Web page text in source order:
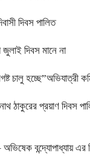
দিবস পালিত
দিবস মানে না
চালু হচ্ছে”অভিযাত্রী
ঠাকুরের প্রয়াণ দিবস
অভিষেক বন্দ্যোপাধ্যায় এর